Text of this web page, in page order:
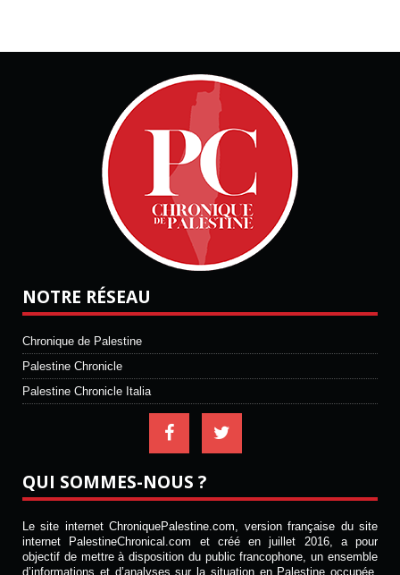
NOTRE RÉSEAU
Chronique de Palestine
Palestine Chronicle
Palestine Chronicle Italia
QUI SOMMES-NOUS ?
Le site internet ChroniquePalestine.com, version française du site
internet PalestineChronical.com et créé en juillet 2016, a pour
objectif de mettre à disposition du public francophone, un ensemble
d’informations et d’analyses sur la situation en Palestine occupée.